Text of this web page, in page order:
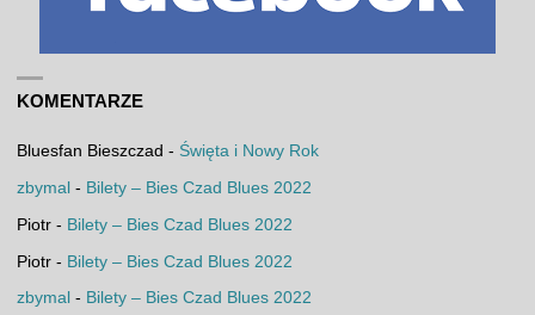
KOMENTARZE
Bluesfan Bieszczad - Święta i Nowy Rok
zbymal - Bilety – Bies Czad Blues 2022
Piotr- Bilety – Bies Czad Blues 2022
Piotr- Bilety – Bies Czad Blues 2022
zbymal - Bilety – Bies Czad Blues 2022